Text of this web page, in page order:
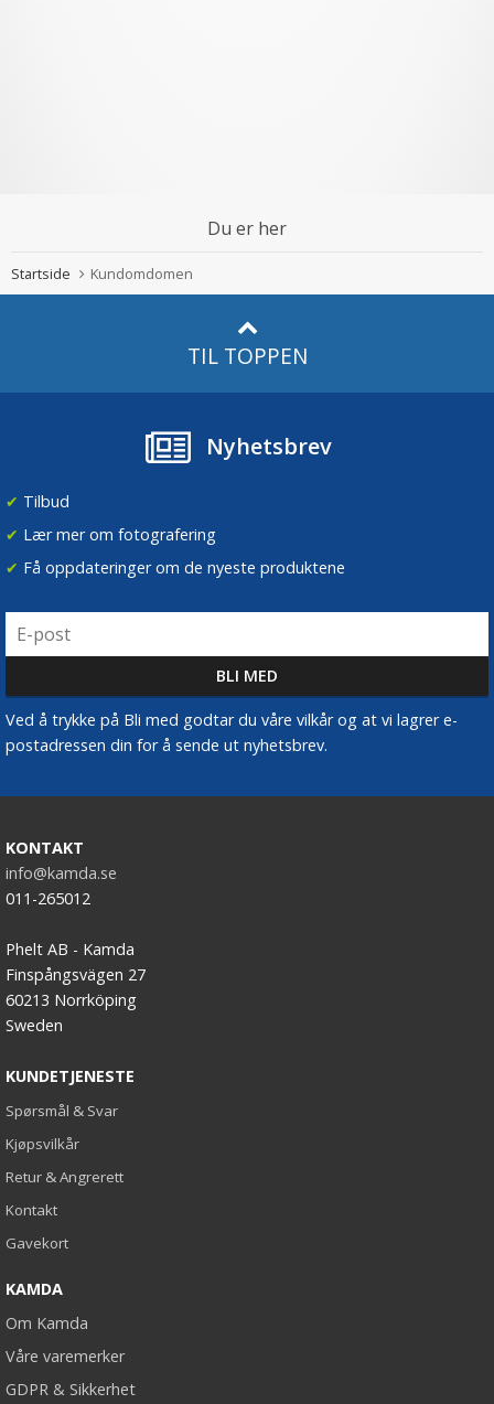
Du er her
Startside Kundomdomen
TIL TOPPEN
Nyhetsbrev
✔ Tilbud
✔ Lær mer om fotografering
✔ Få oppdateringer om de nyeste produktene
Ved å trykke på Bli med godtar du våre vilkår og at vi lagrer e-
postadressen din for å sende ut nyhetsbrev.
KONTAKT
info@kamda.se
011-265012
Phelt AB - Kamda
Finspångsvägen 27
60213 Norrköping
Sweden
KUNDETJENESTE
Spørsmål & Svar
Kjøpsvilkår
Retur & Angrerett
Kontakt
Gavekort
KAMDA
Om Kamda
Våre varemerker
GDPR & Sikkerhet